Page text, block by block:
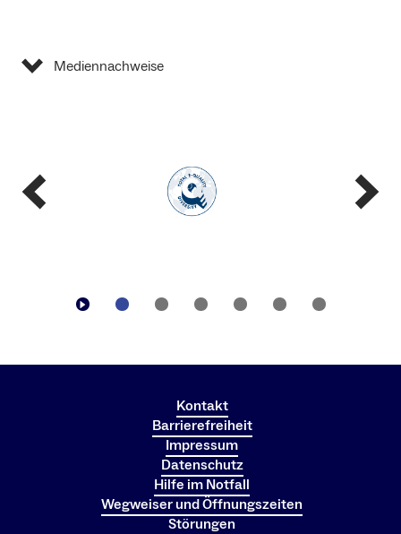
Mediennachweise
Kontakt
Barrierefreiheit
Impressum
Datenschutz
Hilfe im Notfall
Wegweiser und Öffnungszeiten
Störungen